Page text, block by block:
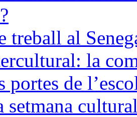
treball al
la
portes de
setmana